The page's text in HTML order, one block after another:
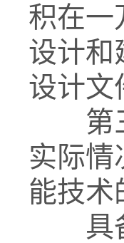
积在一
设计和
设计文
第三
实际情
能技术
具备